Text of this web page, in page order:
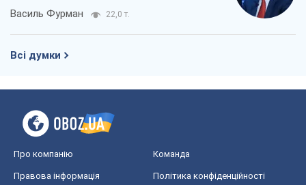
Василь Фурман 22,0 т.
Всі думки
Про компанію Команда
Правова інформація Політика конфіденційності